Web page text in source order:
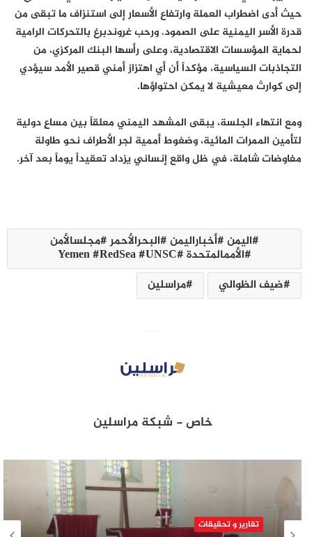
حيث أدى اضطراب العملة وارتفاع الأسعار إلى استنزاف ما تبقى من
قدرة الأسر اليمنية على الصمود. ورحب غروندبرغ بالتحركات الرامية
لحماية المؤسسات الاقتصادية، وعلى رأسها البنك المركزي، من
التجاذبات السياسية، مؤكداً أن أي اهتزاز أمني قصير الأمد سيؤدي
إلى كوارث معيشية لا يمكن احتواؤها.
ومع انتهاء الجلسة، يبقى المشهد اليمني معلقاً بين مساعٍ دولية
لتأمين الممرات المائية، وضغوط أممية لجر الأطراف نحو طاولة
مفاوضات شاملة، في ظل واقع إنساني يزداد تعقيداً يوماً بعد آخر.
اليمن #أخباراليمن #البحرالأحمر #مجلسالأمن
#الأممالمتحدة #Yemen #RedSea #UNSC
ضيف الظوالي
مراسلين
خاص - شبكة مراسلين
تقارير و تحقيقات